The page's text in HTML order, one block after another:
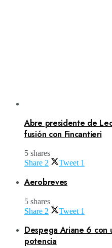
Abre presidente de
fusión con Fincantieri
5 shares
Share 2 Tweet 1
Aerobreves
5 shares
Share 2 Tweet 1
Despega Ariane 6 con
potencia